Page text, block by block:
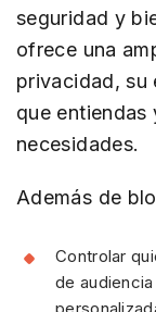
seguridad y
ofrece una
privacidad, su
que entiendas
necesidades.
Además de
Controlar
de